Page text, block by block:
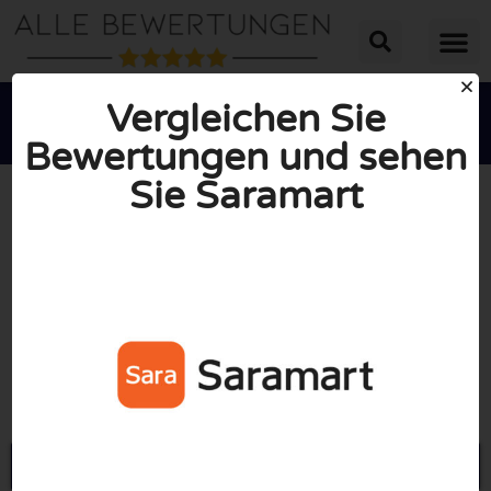
 
INSGESAMT: 2/10
Vergleichen Sie
Bewertungen und sehen
Sie Saramart